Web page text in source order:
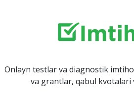
Onlayn testlar va diagnostik
va grantlar, qabul kvotalari